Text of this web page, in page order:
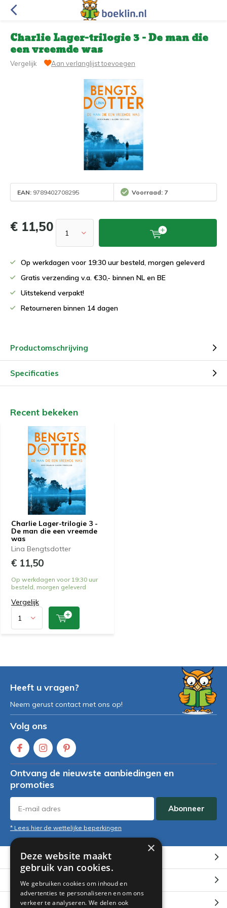
Charlie Lager-trilogie 3 - De man die
een vreemde was
Vergelijk Aan verlanglijst toevoegen
EAN: 9789402708295 Voorraad: 7
€ 11,50
Op werkdagen voor 19:30 uur besteld, morgen geleverd
Gratis verzending v.a. €30,- binnen NL en BE
Uitstekend verpakt!
Retourneren binnen 14 dagen
Productomschrijving
Specificaties
Recent bekeken
Charlie Lager-trilogie 3 -
De man die een vreemde
was
Lina Bengtsdotter
€ 11,50
Op werkdagen voor 19:30 uur
besteld, morgen geleverd
Vergelijk
Heeft u vragen?
Neem gerust contact met ons op!
Volg ons
Ontvang de nieuwste aanbiedingen en
promoties
Abonneer
* Lees hier de wettelijke beperkingen
Klantenservice
Mijn account
Categorieën
×
Deze website maakt
gebruik van cookies.
We gebruiken cookies om inhoud en
advertenties te personaliseren en om ons
verkeer te analyseren. We delen ook